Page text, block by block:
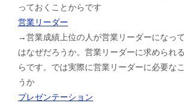
っておくことからです
営業リーダー
→営業成績上位の人が営業リーダーになっ
はなぜだろうか。営業リーダーに求められ
らです。では実際に営業リーダーに必要な
うか
プレゼンテーション